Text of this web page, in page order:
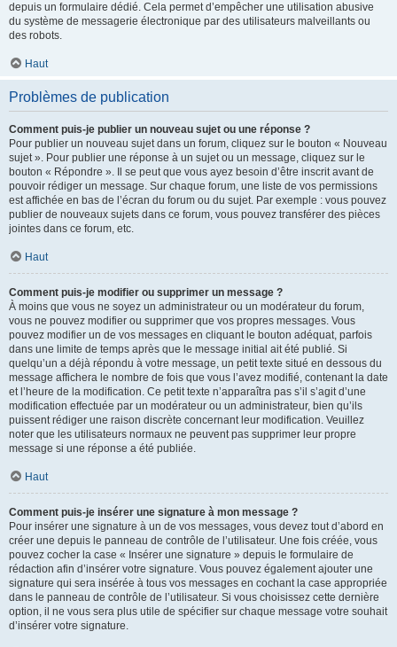
depuis un formulaire dédié. Cela permet d’empêcher une utilisation abusive
du système de messagerie électronique par des utilisateurs malveillants ou
des robots.
Haut
Problèmes de publication
Comment puis-je publier un nouveau sujet ou une réponse ?
Pour publier un nouveau sujet dans un forum, cliquez sur le bouton « Nouveau
sujet ». Pour publier une réponse à un sujet ou un message, cliquez sur le
bouton « Répondre ». Il se peut que vous ayez besoin d’être inscrit avant de
pouvoir rédiger un message. Sur chaque forum, une liste de vos permissions
est affichée en bas de l’écran du forum ou du sujet. Par exemple : vous pouvez
publier de nouveaux sujets dans ce forum, vous pouvez transférer des pièces
jointes dans ce forum, etc.
Haut
Comment puis-je modifier ou supprimer un message ?
À moins que vous ne soyez un administrateur ou un modérateur du forum,
vous ne pouvez modifier ou supprimer que vos propres messages. Vous
pouvez modifier un de vos messages en cliquant le bouton adéquat, parfois
dans une limite de temps après que le message initial ait été publié. Si
quelqu’un a déjà répondu à votre message, un petit texte situé en dessous du
message affichera le nombre de fois que vous l’avez modifié, contenant la date
et l’heure de la modification. Ce petit texte n’apparaîtra pas s’il s’agit d’une
modification effectuée par un modérateur ou un administrateur, bien qu’ils
puissent rédiger une raison discrète concernant leur modification. Veuillez
noter que les utilisateurs normaux ne peuvent pas supprimer leur propre
message si une réponse a été publiée.
Haut
Comment puis-je insérer une signature à mon message ?
Pour insérer une signature à un de vos messages, vous devez tout d’abord en
créer une depuis le panneau de contrôle de l’utilisateur. Une fois créée, vous
pouvez cocher la case « Insérer une signature » depuis le formulaire de
rédaction afin d’insérer votre signature. Vous pouvez également ajouter une
signature qui sera insérée à tous vos messages en cochant la case appropriée
dans le panneau de contrôle de l’utilisateur. Si vous choisissez cette dernière
option, il ne vous sera plus utile de spécifier sur chaque message votre souhait
d’insérer votre signature.